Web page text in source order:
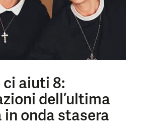
ci aiuti 8:
dell’ultima
onda stasera